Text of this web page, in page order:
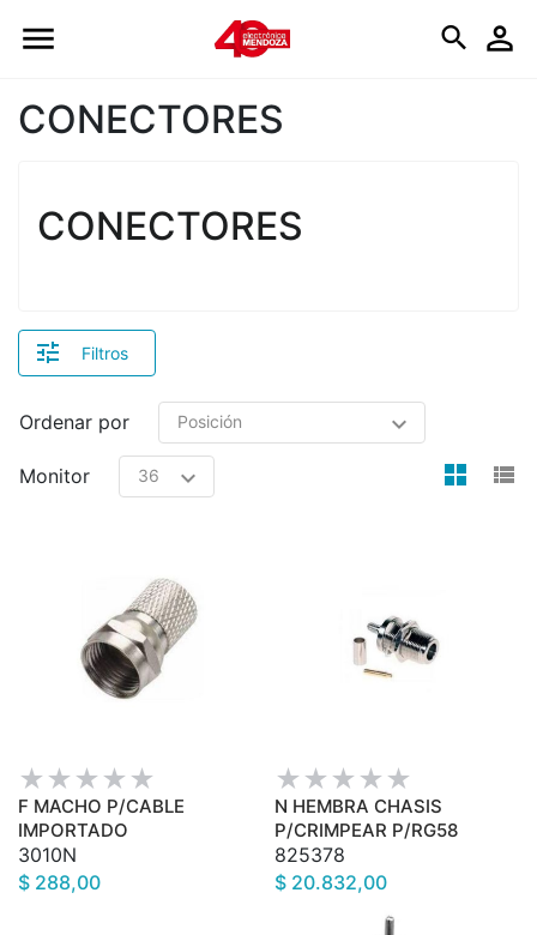
CONECTORES
CONECTORES
Filtros
Ordenar por
Monitor
F MACHO P/CABLE
IMPORTADO
3010N
$ 288,00
N HEMBRA CHASIS
P/CRIMPEAR P/RG58
825378
$ 20.832,00